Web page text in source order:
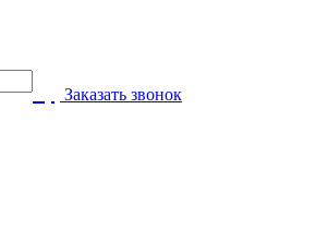
Заказать звонок